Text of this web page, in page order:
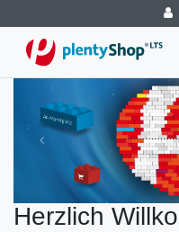
Herzlich